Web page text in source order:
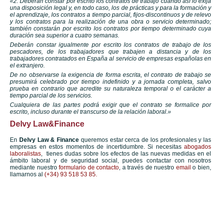
una disposición legal y, en todo caso, los de prácticas y para la formación y
el aprendizaje, los contratos a tiempo parcial, fijos-discontinuos y de relevo
y los contratos para la realización de una obra o servicio determinado;
también constarán por escrito los contratos por tiempo determinado cuya
duración sea superior a cuatro semanas.
Deberán constar igualmente por escrito los contratos de trabajo de los
pescadores, de los trabajadores que trabajen a distancia y de los
trabajadores contratados en España al servicio de empresas españolas en
el extranjero.
De no observarse la exigencia de forma escrita, el contrato de trabajo se
presumirá celebrado por tiempo indefinido y a jornada completa, salvo
prueba en contrario que acredite su naturaleza temporal o el carácter a
tiempo parcial de los servicios.
Cualquiera de las partes podrá exigir que el contrato se formalice por
escrito, incluso durante el transcurso de la relación laboral.»
Delvy Law&Finance
En Delvy Law & Finance queremos estar cerca de los profesionales y las
empresas en estos momentos de incertidumbre. Si necesitas abogados
laboralistas, tienes dudas sobre los efectos de las nuevas medidas en el
ámbito laboral y de seguridad social, puedes contactar con nosotros
mediante nuestroformulario de contacto, a través de nuestro emailo bien,
llamarnos al (+34) 93 518 53 85.